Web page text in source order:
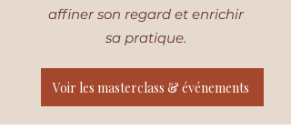
affiner son regard et enrichir
sa pratique.
Voir les masterclass & événements